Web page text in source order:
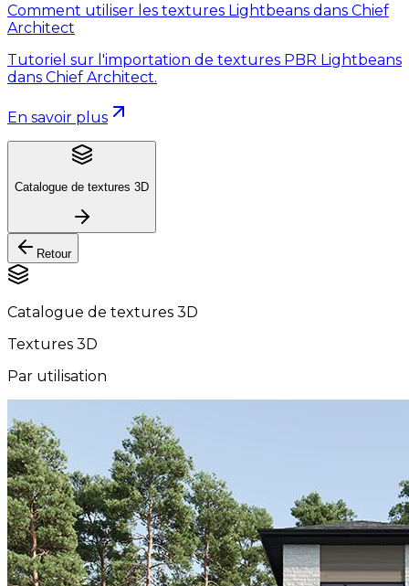
Comment utiliser les textures Lightbeans dans Chief
Architect
Tutoriel sur l'importation de textures PBR Lightbeans
dans Chief Architect.
En savoir plus
Catalogue de textures 3D
Retour
Catalogue de textures 3D
Textures 3D
Par utilisation